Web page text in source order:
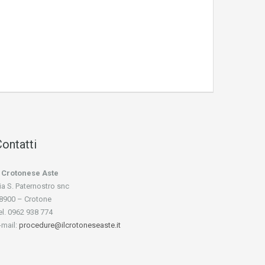
Aste
S. Paternostro snc
– Crotone
0962 938 774
mail: procedure@ilcrotoneseaste.it